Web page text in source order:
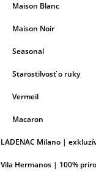
Maison Blanc
Maison Noir
Seasonal
Starostilvosť o ruky
Vermeil
Macaron
LADENAC Milano |
Vila Hermanos | 100%